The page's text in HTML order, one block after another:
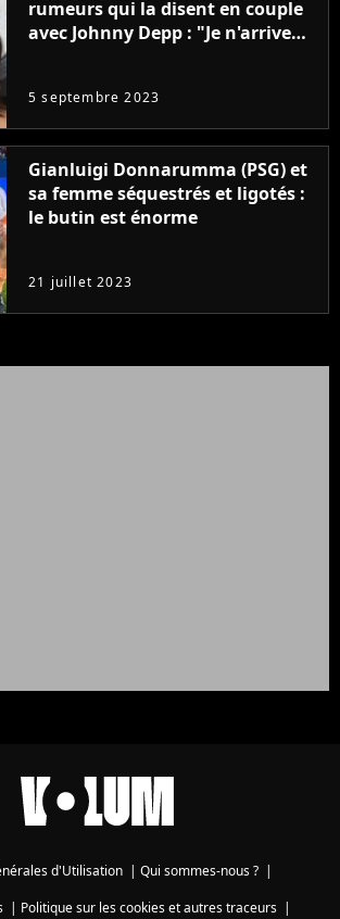
rumeurs qui la disent en couple
avec Johnny Depp : "Je n'arrive
5 septembre 2023
Gianluigi Donnarumma (PSG) et
sa femme séquestrés et ligotés :
le butin est énorme
21 juillet 2023
d'Utilisation | Qui sommes-nous ? |
| Politique sur les cookies et autres traceurs|